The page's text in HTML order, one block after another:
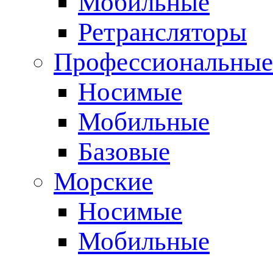
Ретрансляторы
Носимые
Мобильные
Базовые
Морские
Носимые
Мобильные